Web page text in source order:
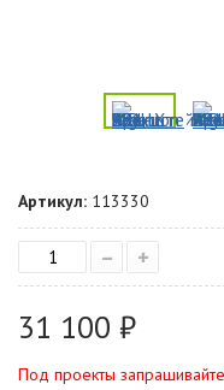
Артикул: 113330
– +
31 100 ₽
Под проекты